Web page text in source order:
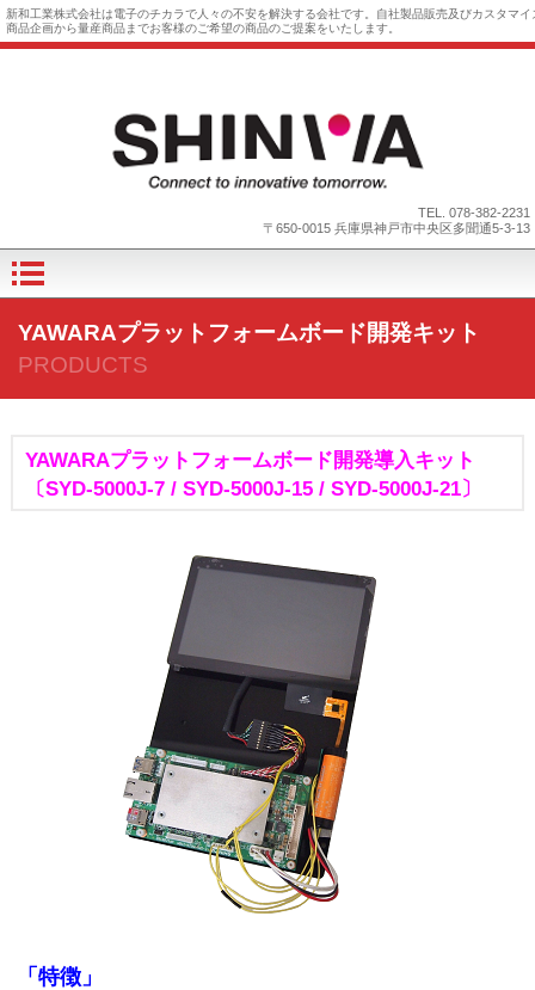
新和工業株式会社は電子のチカラで人々の不安を解決する会社です。自社製品販売及びカスタマイ
商品企画から量産商品までお客様のご希望の商品のご提案をいたします。
TEL. 078-382-2231
〒650-0015 兵庫県神戸市中央区多聞通5-3-13
YAWARAプラットフォームボード開発キット
PRODUCTS
YAWARAプラットフォームボード開発導入キット
〔SYD-5000J-7 / SYD-5000J-15 / SYD-5000J-21〕
「特徴」